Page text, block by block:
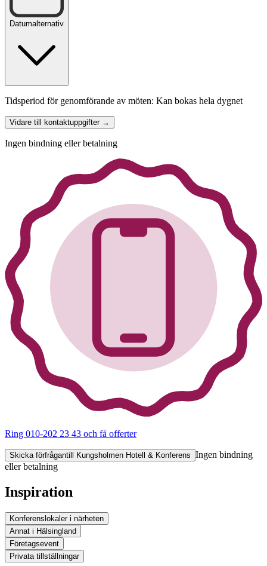
Datumalternativ
Tidsperiod för genomförande av möten: Kan bokas hela dygnet
Vidare till kontaktuppgifter →
Ingen bindning eller betalning
Ring 010-202 23 43 och få offerter
Skicka förfrågantill Kungsholmen Hotell & Konferens Ingen bindning
eller betalning
Inspiration
Konferenslokaler i närheten
Annat i Hälsingland
Företagsevent
Privata tillställningar